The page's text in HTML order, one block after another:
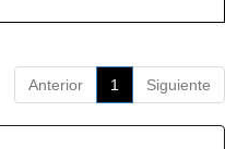
Anterior 1 Siguiente